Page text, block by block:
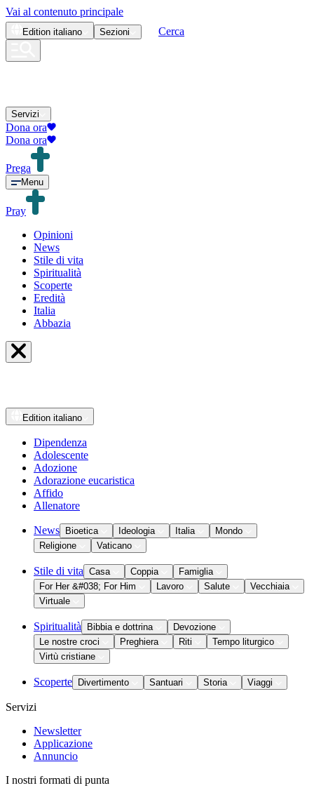
Vai al contenuto principale
Edition italiano Sezioni Cerca
Servizi
Dona ora
Dona ora
Prega
Menu
Pray
Opinioni
News
Stile di vita
Spiritualità
Scoperte
Eredità
Italia
Abbazia
Edition italiano
Dipendenza
Adolescente
Adozione
Adorazione eucaristica
Affido
Allenatore
News Bioetica Ideologia Italia
Mondo
Religione
Vaticano
Stile di vita Casa Coppia
Famiglia
For Her &#038; For Him
Lavoro Salute
Vecchiaia
Virtuale
Spiritualità Bibbia e dottrina
Devozione
Le nostre croci
Preghiera Riti
Tempo liturgico
Virtù cristiane
Scoperte Divertimento Santuari Storia Viaggi
Servizi
Newsletter
Applicazione
Annuncio
I nostri formati di punta